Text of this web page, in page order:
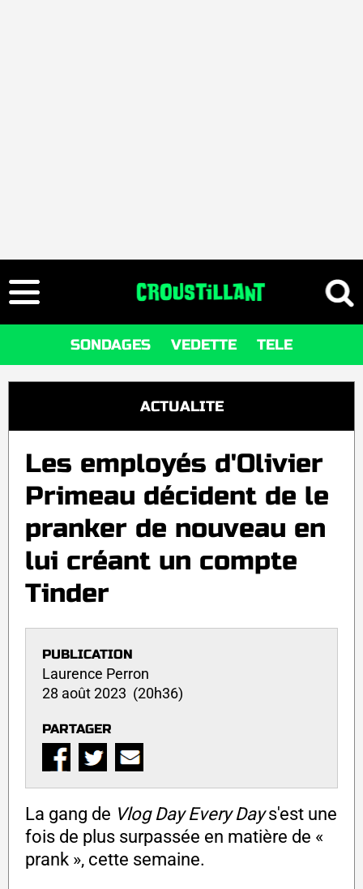
SONDAGES VEDETTE TELE
ACTUALITE
Les employés d'Olivier
Primeau décident de le
pranker de nouveau en
lui créant un compte
Tinder
PUBLICATION
Laurence Perron
28 août 2023 (20h36)
PARTAGER
La gang de Vlog Day Every Days'est une
fois de plus surpassée en matière de «
prank », cette semaine.